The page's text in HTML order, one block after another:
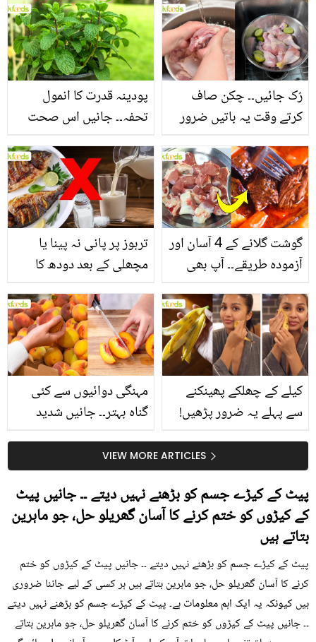
منرلز اور اینٹی آکسیڈنٹس
سے بھرپور اس سبزی کے
فائدے
بنانے کے چند قدرتی طریقے
پودینہ قدرت کا انمول
تحفہ۔۔ جانیں اس صحت
انگیز طبی فوائد
رُک جائیں۔۔ چکن صاف
کرتے وقت یہ باتیں ضرور
تربوز پر پانی نہ پینا یا
مچھلی کے بعد دودھ کا
سے متعلق غلط فہمیوں کی
حقیقت کیا ہے اور افواہ
کیا؟
گوشت گلانے کے 4 آسان اور
آزمودہ طریقے۔۔ آپ بھی
بتائے راز
مہنگی دوائیوں سے کئی
گناہ بہتر۔۔ جانیں شدید
کیوں کھانا چاہیے؟
کیلے کے چھلکے پھینکنے
سے پہلے یہ ضرور پڑھیں!
سستا اور قدرتی حلVIEW MORE ARTICLES
پیٹ کے کیڑے جسم کو بڑھنے نہیں دیتے ۔۔ جانیں پیٹ
کے کیڑوں کو ختم کرنے کا آسان گھریلو حل، جو ماہرین
بتاتے ہیں
پیٹ کے کیڑے جسم کو بڑھنے نہیں دیتے ۔۔ جانیں پیٹ کے کیڑوں کو ختم
کرنے کا آسان گھریلو حل، جو ماہرین بتاتے ہیں ہر کسی کے لیے جاننا ضروری
ہیں کیونکہ یہ ایک اہم معلومات ہے۔ پیٹ کے کیڑے جسم کو بڑھنے نہیں دیتے
۔۔ جانیں پیٹ کے کیڑوں کو ختم کرنے کا آسان گھریلو حل، جو ماہرین بتاتے